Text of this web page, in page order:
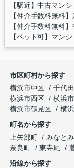
【駅近】中古マン
【仲介手数料無料
【仲介手数料無料
【ペット可】マン
市区町村から探す
横浜市中区
千代
横浜市西区
横浜
横浜市鶴見区
横
町名から探す
上矢部町
みなと
奈良町
東寺尾
沿線から探す